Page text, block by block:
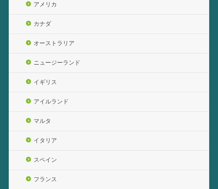
アメリカ
カナダ
オーストラリア
ニュージーランド
イギリス
アイルランド
マルタ
イタリア
スペイン
フランス